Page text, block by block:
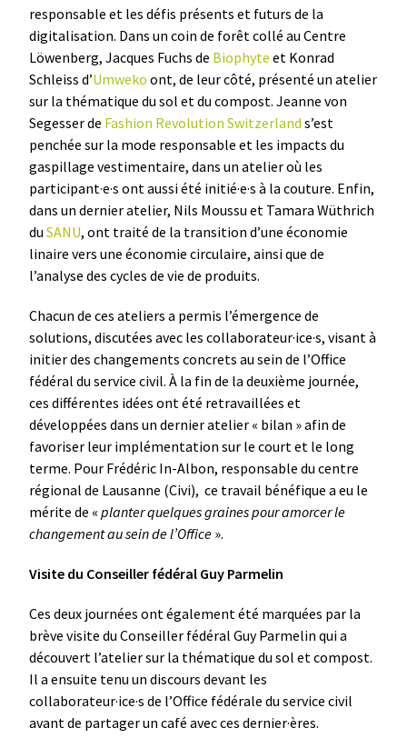
responsable et les défis présents et futurs de la
digitalisation. Dans un coin de forêt collé au Centre
Löwenberg, Jacques Fuchs de Biophyte et Konrad
Schleiss d’Umweko ont, de leur côté, présenté un atelier
sur la thématique du sol et du compost. Jeanne von
Segesser de Fashion Revolution Switzerland s’est
penchée sur la mode responsable et les impacts du
gaspillage vestimentaire, dans un atelier où les
participant·e·s ont aussi été initié·e·s à la couture. Enfin,
dans un dernier atelier, Nils Moussu et Tamara Wüthrich
duSANU, ont traité de la transition d’une économie
linaire vers une économie circulaire, ainsi que de
l’analyse des cycles de vie de produits.
Chacun de ces ateliers a permis l’émergence de
solutions, discutées avec les collaborateur·ice·s, visant à
initier des changements concrets au sein de l’Office
fédéral du service civil. À la fin de la deuxième journée,
ces différentes idées ont été retravaillées et
développées dans un dernier atelier « bilan » afin de
favoriser leur implémentation sur le court et le long
terme. Pour Frédéric In-Albon, responsable du centre
régional de Lausanne (Civi), ce travail bénéfique a eu le
mérite de «planter quelques graines pour amorcer le
changement au sein de l’Office ».
Visite du Conseiller fédéral Guy Parmelin
Ces deux journées ont également été marquées par la
brève visite du Conseiller fédéral Guy Parmelin qui a
découvert l’atelier sur la thématique du sol et compost.
Il a ensuite tenu un discours devant les
collaborateur·ice·s de l’Office fédérale du service civil
avant de partager un café avec ces dernier·ères.